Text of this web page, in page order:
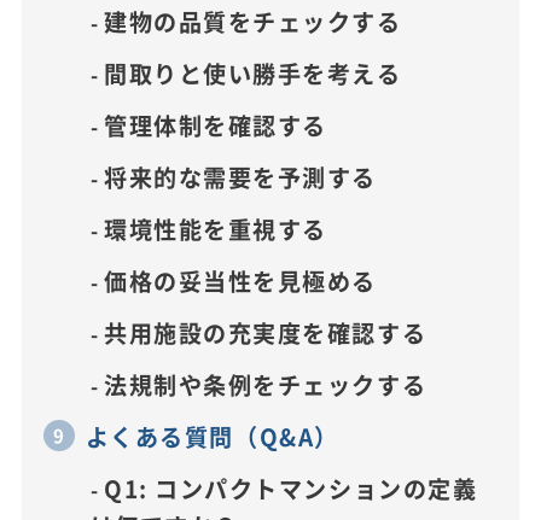
建物の品質をチェックする
間取りと使い勝手を考える
管理体制を確認する
将来的な需要を予測する
環境性能を重視する
価格の妥当性を見極める
共用施設の充実度を確認する
法規制や条例をチェックする
よくある質問（Q&A）
Q1: コンパクトマンションの定義